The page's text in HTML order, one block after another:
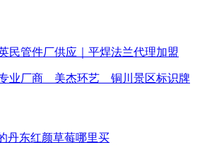
民管件厂供应｜平焊法兰代理加盟
业厂商＿美杰环艺 铜川景区标识牌
丹东红颜草莓哪里买